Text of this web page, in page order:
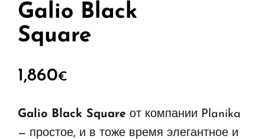
Galio Black
Square
1,860€
Galio Black Square от компании Planika
— простое, и в тоже время элегантное и